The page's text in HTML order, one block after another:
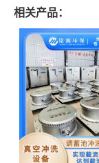
相关产品：